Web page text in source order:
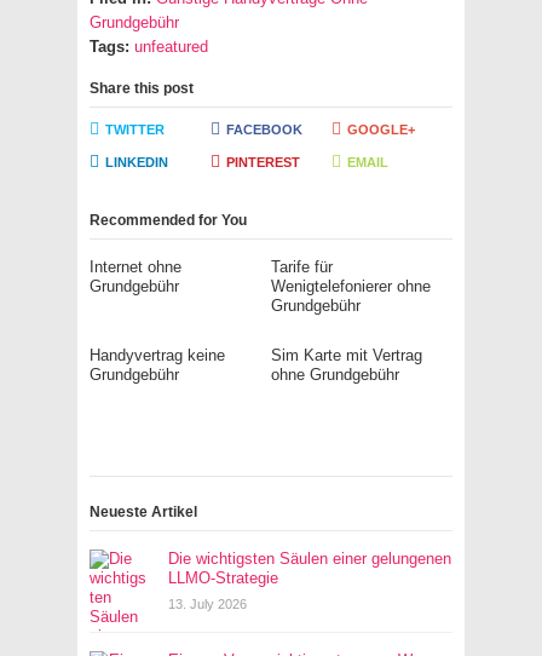
Grundgebühr
Tags: unfeatured
Share this post
TWITTER FACEBOOK GOOGLE+
LINKEDIN PINTEREST EMAIL
Recommended for You
Internet ohne
Grundgebühr
Tarife für
Wenigtelefonierer ohne
Grundgebühr
Handyvertrag keine
Grundgebühr
Sim Karte mit Vertrag
ohne Grundgebühr
Neueste Artikel
Die wichtigsten Säulen einer gelungenen
LLMO-Strategie
13. July 2026